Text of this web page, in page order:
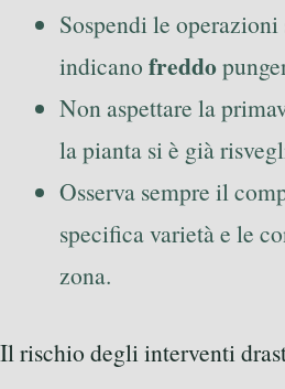
Sospendi le
indicano freddo
Non aspettare la
la pianta si è già
Osserva sempre il
specifica varietà e le
zona.
Il rischio degli interventi